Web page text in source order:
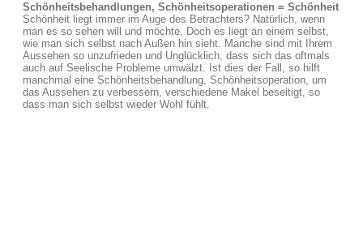
Schönheitsbehandlungen, Schönheitsoperationen = Schönheit
Schönheit liegt immer im Auge des Betrachters? Natürlich, wenn
man es so sehen will und möchte. Doch es liegt an einem selbst,
wie man sich selbst nach Außen hin sieht. Manche sind mit Ihrem
Aussehen so unzufrieden und Unglücklich, dass sich das oftmals
auch auf Seelische Probleme umwälzt. Ist dies der Fall, so hilft
manchmal eine Schönheitsbehandlung, Schönheitsoperation, um
das Aussehen zu verbessern, verschiedene Makel beseitigt, so
dass man sich selbst wieder Wohl fühlt.